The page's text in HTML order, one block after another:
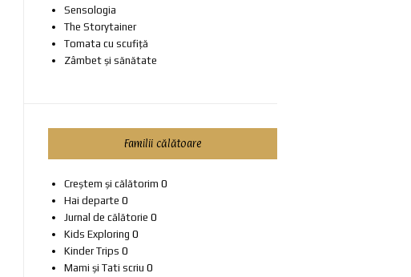
Sensologia
The Storytainer
Tomata cu scufiță
Zâmbet și sănătate
Familii călătoare
Creștem și călătorim 0
Hai departe 0
Jurnal de călătorie 0
Kids Exploring 0
Kinder Trips 0
Mami și Tati scriu 0